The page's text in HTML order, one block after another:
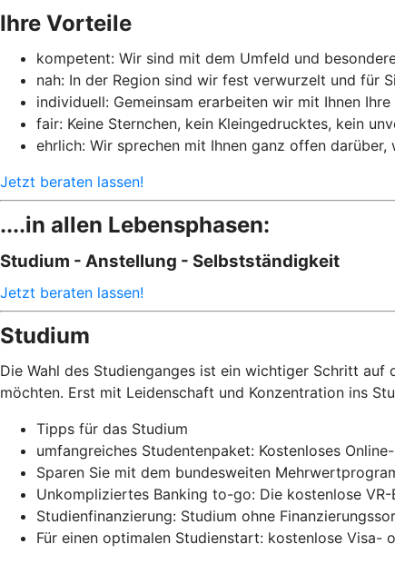
Ihre Vorteile
kompetent: Wir sind mit dem Umfeld und
nah: In der Region sind wir fest verwurzelt und für
individuell: Gemeinsam erarbeiten wir mit Ihnen
fair: Keine Sternchen, kein Kleingedrucktes, kein
ehrlich: Wir sprechen mit Ihnen ganz offen
Jetzt beraten lassen!
....in allen Lebensphasen:
Studium - Anstellung - Selbstständigkeit
Jetzt beraten lassen!
Studium
Die Wahl des Studienganges ist ein wichtiger Schritt auf
möchten. Erst mit Leidenschaft und Konzentration ins
Tipps für das Studium
umfangreiches Studentenpaket: Kostenloses
Sparen Sie mit dem bundesweiten
Unkompliziertes Banking to-go: Die kostenlose
Studienfinanzierung: Studium ohne
Für einen optimalen Studienstart: kostenlose